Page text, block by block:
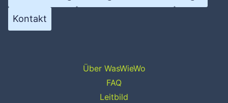
Kontakt
Über WasWieWo
FAQ
Leitbild